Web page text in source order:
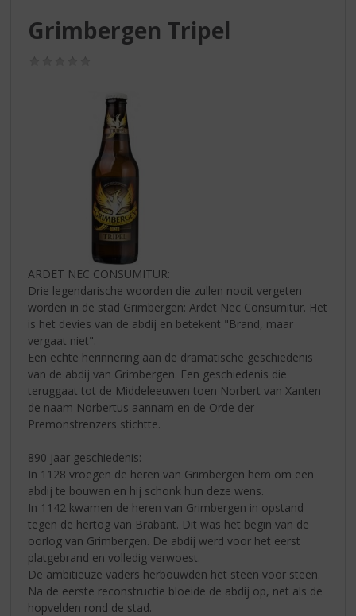
Grimbergen Tripel
ARDET NEC CONSUMITUR:
Drie legendarische woorden die zullen nooit vergeten
worden in de stad Grimbergen: Ardet Nec Consumitur. Het
is het devies van de abdij en betekent "Brand, maar
vergaat niet".
Een echte herinnering aan de dramatische geschiedenis
van de abdij van Grimbergen. Een geschiedenis die
teruggaat tot de Middeleeuwen toen Norbert van Xanten
de naam Norbertus aannam en de Orde der
Premonstrenzers stichtte.
890 jaar geschiedenis:
In 1128 vroegen de heren van Grimbergen hem om een ​​
abdij te bouwen en hij schonk hun deze wens.
In 1142 kwamen de heren van Grimbergen in opstand
tegen de hertog van Brabant. Dit was het begin van de
oorlog van Grimbergen. De abdij werd voor het eerst
platgebrand en volledig verwoest.
De ambitieuze vaders herbouwden het steen voor steen.
Na de eerste reconstructie bloeide de abdij op, net als de
hopvelden rond de stad.